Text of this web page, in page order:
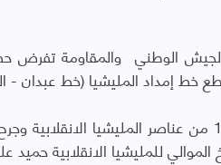
الوطني والمقاومة تفرض
خط إمداد المليشيا (خط عبدان -
وأكد المصدر مقتل اكثر من 15 من عناصر
للمليشيا الانقلابية حميد